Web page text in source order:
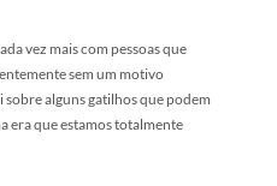
vez mais com pessoas que
sem um motivo
alguns gatilhos que podem
era que estamos totalmente